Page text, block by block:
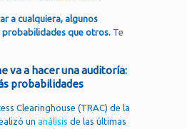
a cualquiera, algunos
probabilidades que otros. Te
va a hacer una auditoría:
probabilidades
Clearinghouse (TRAC) de la
un análisis de las últimas